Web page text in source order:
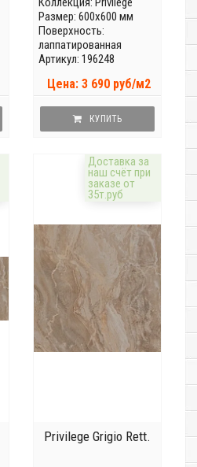
Размер: 600x600 мм
Поверхность:
лаппатированная
Артикул: 196248
Цена: 3 690 руб/м2
КУПИТЬ
Доставка за
наш счёт при
заказе от
35т.руб
Privilege Grigio Rett.